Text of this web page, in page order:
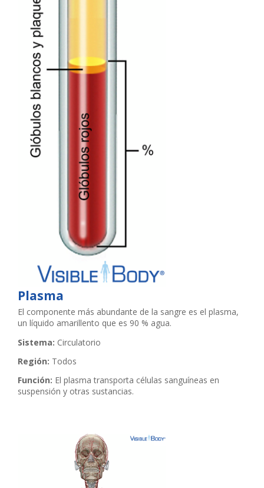
Plasma
El componente más abundante de la sangre es el plasma,
un líquido amarillento que es 90 % agua.
Sistema: Circulatorio
Región: Todos
Función: El plasma transporta células sanguíneas en
suspensión y otras sustancias.